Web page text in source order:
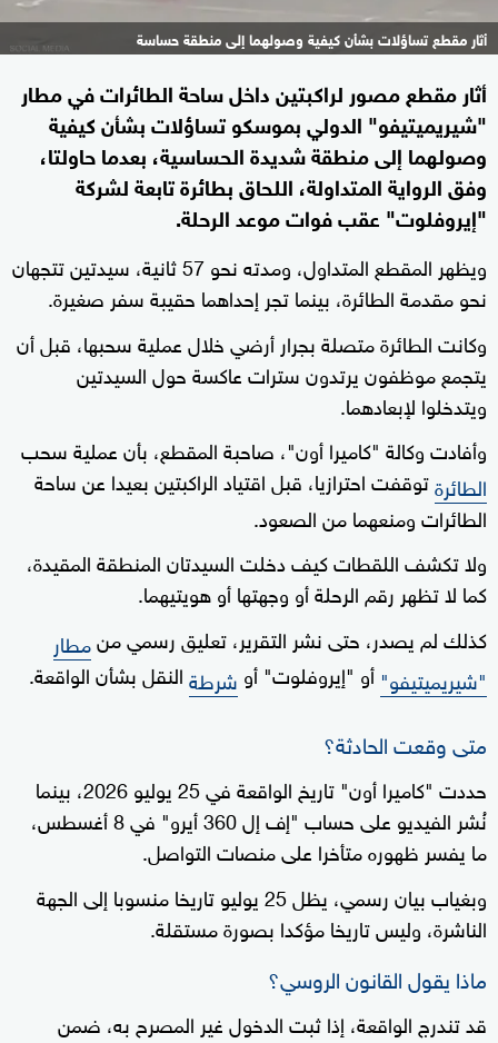
أثار مقطع تساؤلات بشأن كيفية وصولهما إلى منطقة حساسة
أثار مقطع مصور لراكبتين داخل ساحة الطائرات في مطار
"شيريميتيفو" الدولي بموسكو تساؤلات بشأن كيفية
وصولهما إلى منطقة شديدة الحساسية، بعدما حاولتا،
وفق الرواية المتداولة، اللحاق بطائرة تابعة لشركة
"إيروفلوت" عقب فوات موعد الرحلة.
ويظهر المقطع المتداول، ومدته نحو 57 ثانية، سيدتين تتجهان
نحو مقدمة الطائرة، بينما تجر إحداهما حقيبة سفر صغيرة.
وكانت الطائرة متصلة بجرار أرضي خلال عملية سحبها، قبل أن
يتجمع موظفون يرتدون سترات عاكسة حول السيدتين
ويتدخلوا لإبعادهما.
وأفادت وكالة "كاميرا أون"، صاحبة المقطع، بأن عملية سحب
الطائرةتوقفت احترازيا، قبل اقتياد الراكبتين بعيدا عن ساحة
الطائرات ومنعهما من الصعود.
ولا تكشف اللقطات كيف دخلت السيدتان المنطقة المقيدة،
كما لا تظهر رقم الرحلة أو وجهتها أو هويتيهما.
كذلك لم يصدر، حتى نشر التقرير، تعليق رسمي منمطار
"شيريميتيفو" أو "إيروفلوت" أو شرطةالنقل بشأن الواقعة.
متى وقعت الحادثة؟
حددت "كاميرا أون" تاريخ الواقعة في 25 يوليو 2026، بينما
نُشر الفيديو على حساب "إف إل 360 أيرو" في 8 أغسطس،
ما يفسر ظهوره متأخرا على منصات التواصل.
وبغياب بيان رسمي، يظل 25 يوليو تاريخا منسوبا إلى الجهة
الناشرة، وليس تاريخا مؤكدا بصورة مستقلة.
ماذا يقول القانون الروسي؟
قد تندرج الواقعة، إذا ثبت الدخول غير المصرح به، ضمن